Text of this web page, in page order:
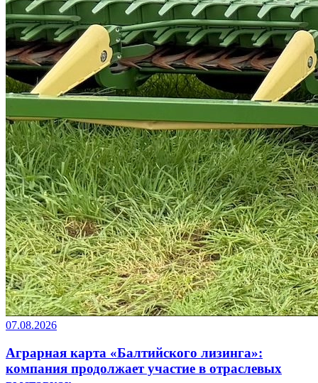
07.08.2026
Аграрная карта «Балтийского лизинга»:
компания продолжает участие в отраслевых